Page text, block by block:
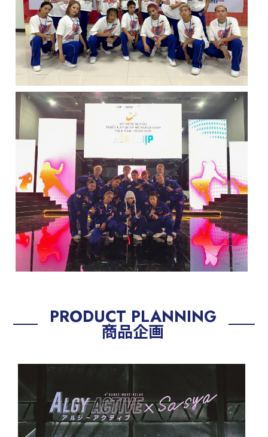
PRODUCT PLANNING
商品企画